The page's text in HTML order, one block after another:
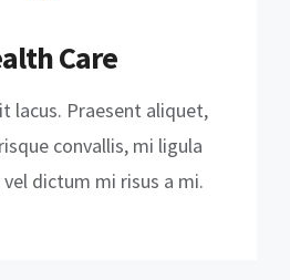
Care
lacus. Praesent aliquet,
convallis, mi ligula
dictum mi risus a mi.